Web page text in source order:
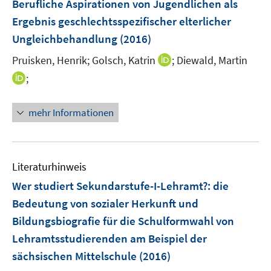
n
Berufliche Aspirationen von Jugendlichen als
Ergebnis geschlechtsspezifischer elterlicher
Ungleichbehandlung (2016)
Pruisken, Henrik; Golsch, Katrin
I
m
n
s
t
e
; Diewald, Martin
I
n
e
m
e
n
s
t
e
;
mehr Informationen
Literaturhinweis
Wer studiert Sekundarstufe-I-Lehramt?: die
Bedeutung von sozialer Herkunft und
Bildungsbiografie für die Schulformwahl von
Lehramtsstudierenden am Beispiel der
sächsischen Mittelschule (2016)